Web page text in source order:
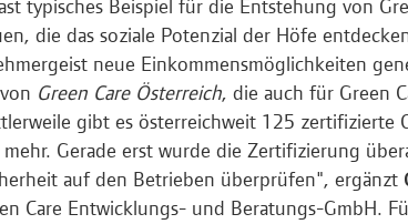
die das soziale Potenzial der Höfe
neue Einkommensmöglichkeiten
Green Care Österreich, die auch für Green
gibt es österreichweit 125 zertifizierte
Gerade erst wurde die Zertifizierung
auf den Betrieben überprüfen", ergänzt
Care Entwicklungs- und Beratungs-GmbH.